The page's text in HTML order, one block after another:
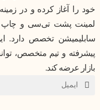
خود را آغاز کرده و در
لمینت پشت تی‌سی و چاپ
سابلیمیشن تخصص دارد.
پیشرفته و تیم متخصص،
بازار عرضه کند.